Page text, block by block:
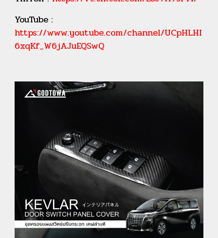
YouTube :
https://www.youtube.com/channel/UCpHLHI
6xqKf_W6jAJuEQSwQ